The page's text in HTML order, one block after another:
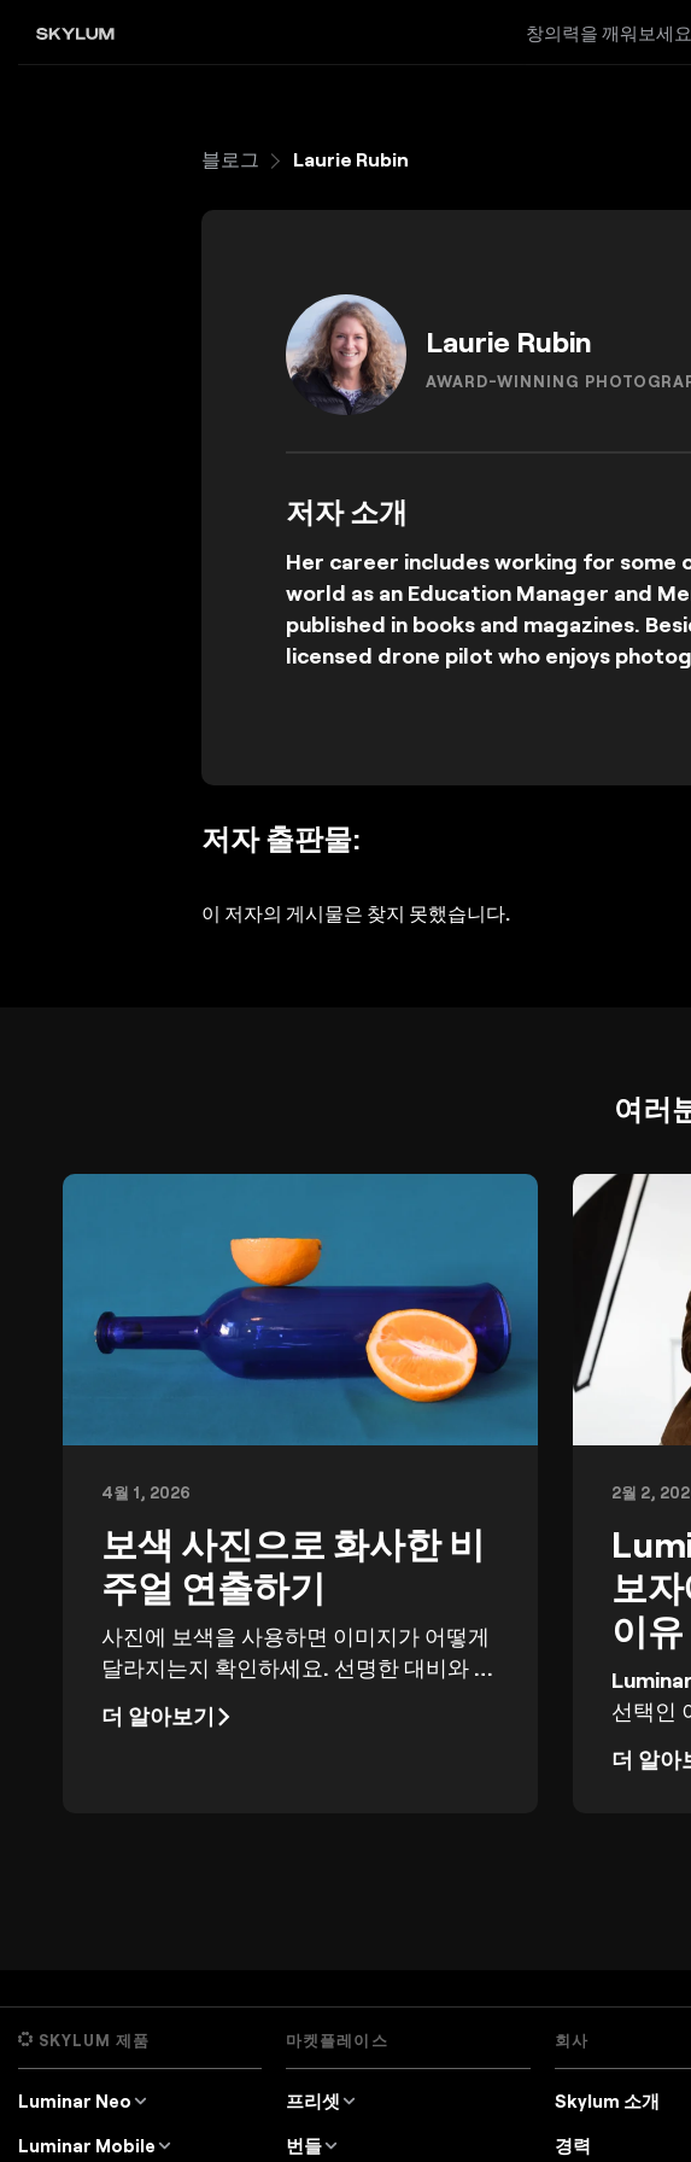
창의력을 깨워보세요
블로그 Laurie Rubin
Laurie Rubin
AWARD-WINNING
저자 소개
Her career includes working for
world as an Education Manager and
published in books and magazines.
licensed drone pilot who enjoys
저자 출판물:
이 저자의 게시물은 찾지 못했습니다.
여러
4월 1, 2026
보색 사진으로 화사한 비
주얼 연출하기
사진에 보색을 사용하면 이미지가 어떻게
달라지는지 확인하세요. 선명한 대비와 시
로잡습니다.
더 알아보기
2월 2,
보
이유
선택인
않고 좋
더 알아
SKYLUM 제품
Luminar Neo
Luminar Mobile
마켓플레이스
프리셋
Luminar Neo 프리셋
번들
회사
Skylum 소개
경력